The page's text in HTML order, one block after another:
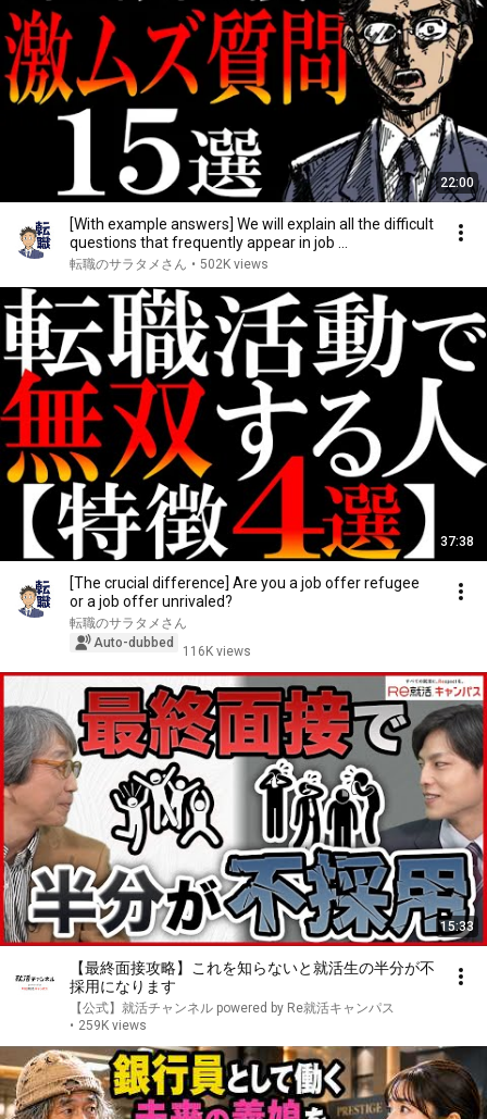
22:00
[With example answers] We will explain all the difficult
questions that frequently appear in job ...
転職のサラタメさん • 502K views
37:38
[The crucial difference] Are you a job offer refugee
or a job offer unrivaled?
転職のサラタメさん
Auto-dubbed
116K views
15:33
【最終面接攻略】これを知らないと就活生の半分が不
採用になります
【公式】就活チャンネル powered by Re就活キャンパス
• 259K views